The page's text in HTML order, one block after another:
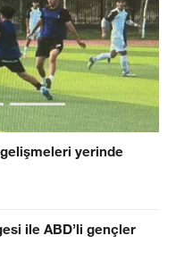
yerinde
ile ABD’li gençler